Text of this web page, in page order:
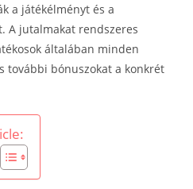
a játékélményt és a
A jutalmakat rendszeres
általában minden
további bónuszokat a konkrét